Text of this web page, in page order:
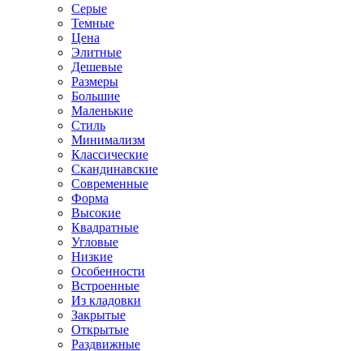
Серые
Темные
Цена
Элитные
Дешевые
Размеры
Большие
Маленькие
Стиль
Минимализм
Классические
Скандинавские
Современные
Форма
Высокие
Квадратные
Угловые
Низкие
Особенности
Встроенные
Из кладовки
Закрытые
Открытые
Раздвижные